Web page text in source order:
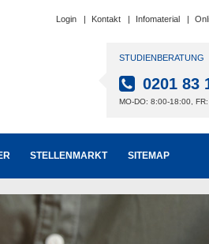
Login Kontakt Infomaterial
STUDIENBERATUNG
0201 83
MO-DO: 8:00-18:00,
STELLENMARKT SITEMAP